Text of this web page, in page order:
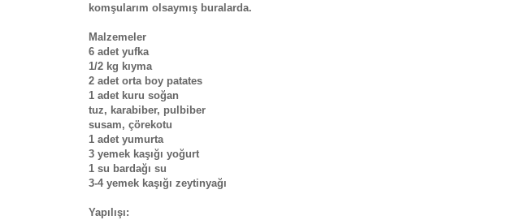
komşularım olsaymış buralarda.
Malzemeler
6 adet yufka
1/2 kg kıyma
2 adet orta boy patates
1 adet kuru soğan
tuz, karabiber, pulbiber
susam, çörekotu
1 adet yumurta
3 yemek kaşığı yoğurt
1 su bardağı su
3-4 yemek kaşığı zeytinyağı
Yapılışı: